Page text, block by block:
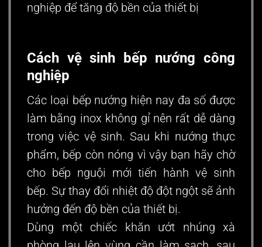
nghiệp để tăng độ bền của thiết bị
Cách vệ sinh bếp nướng công
nghiệp
Các loại bếp nướng hiện nay đa số được
làm bằng inox không gỉ nên rất dễ dàng
trong việc vệ sinh. Sau khi nướng thực
phẩm, bếp còn nóng vì vậy bạn hãy chờ
cho bếp nguội mới tiến hành vệ sinh
bếp. Sự thay đổi nhiệt độ đột ngột sẽ ảnh
hưởng đến độ bền của thiết bị.
Dùng một chiếc khăn ướt nhúng xà